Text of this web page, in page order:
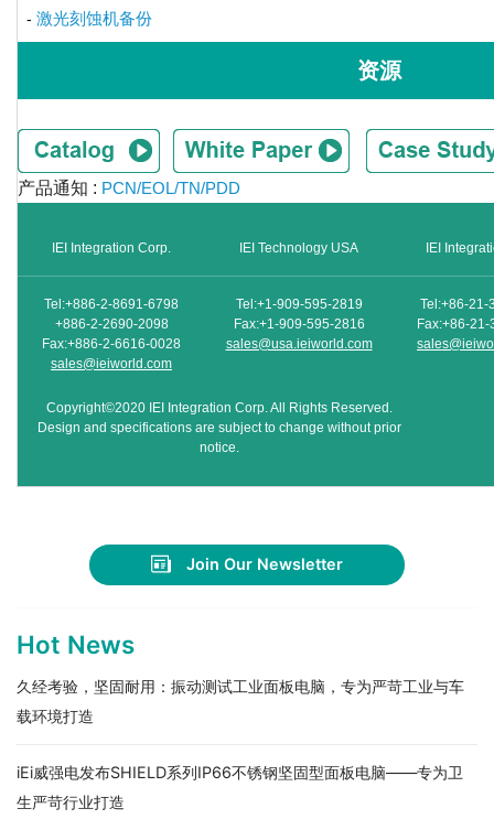
- 激光刻蚀机备份
资源
产品通知 : PCN/EOL/TN/PDD
IEI Integration Corp.
Tel:+886-2-8691-6798
+886-2-2690-2098
Fax:+886-2-6616-0028
sales@ieiworld.com
IEI Technology USA
Tel:+1-909-595-2819
Fax:+1-909-595-2816
sales@usa.ieiworld.com
IEI
Tel:+86-21-
Fax:+86-
Copyright©2020 IEI Integration Corp. All Rights Reserved.
Design and specifications are subject to change without prior
notice.
Join Our Newsletter
Hot News
久经考验，坚固耐用：振动测试工业面板电脑，专为严苛工业与车
载环境打造
iEi威强电发布SHIELD系列IP66不锈钢坚固型面板电脑——专为卫
生严苛行业打造